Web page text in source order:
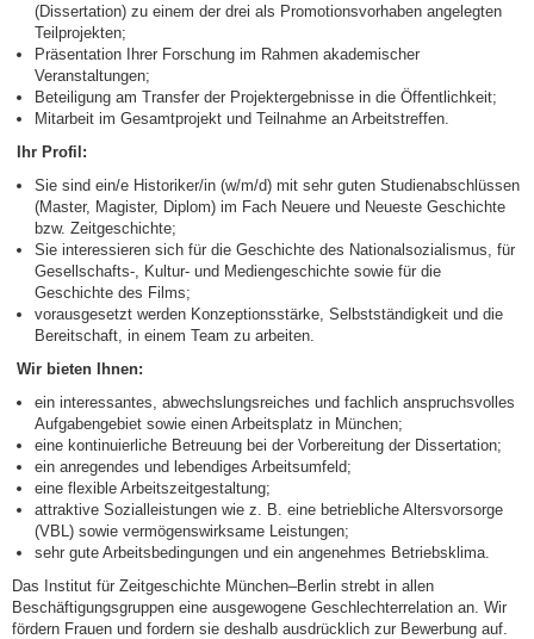
(Dissertation) zu einem der drei als Promotionsvorhaben angelegten
Teilprojekten;
Präsentation Ihrer Forschung im Rahmen akademischer
Veranstaltungen;
Beteiligung am Transfer der Projektergebnisse in die Öffentlichkeit;
Mitarbeit im Gesamtprojekt und Teilnahme an Arbeitstreffen.
Ihr Profil:
Sie sind ein/e Historiker/in (w/m/d) mit sehr guten Studienabschlüssen
(Master, Magister, Diplom) im Fach Neuere und Neueste Geschichte
bzw. Zeitgeschichte;
Sie interessieren sich für die Geschichte des Nationalsozialismus, für
Gesellschafts-, Kultur- und Mediengeschichte sowie für die
Geschichte des Films;
vorausgesetzt werden Konzeptionsstärke, Selbstständigkeit und die
Bereitschaft, in einem Team zu arbeiten.
Wir bieten Ihnen:
ein interessantes, abwechslungsreiches und fachlich anspruchsvolles
Aufgabengebiet sowie einen Arbeitsplatz in München;
eine kontinuierliche Betreuung bei der Vorbereitung der Dissertation;
ein anregendes und lebendiges Arbeitsumfeld;
eine flexible Arbeitszeitgestaltung;
attraktive Sozialleistungen wie z. B. eine betriebliche Altersvorsorge
(VBL) sowie vermögenswirksame Leistungen;
sehr gute Arbeitsbedingungen und ein angenehmes Betriebsklima.
Das Institut für Zeitgeschichte München–Berlin strebt in allen
Beschäftigungsgruppen eine ausgewogene Geschlechterrelation an. Wir
fördern Frauen und fordern sie deshalb ausdrücklich zur Bewerbung auf.